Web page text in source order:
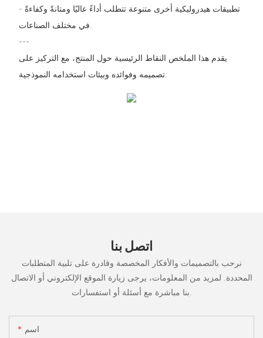
- تطبيقات هيدروليكية أخرى متنوعة تتطلب أداءً عاليًا ومتانةً وكفاءةً
---
يقدم هذا الملخص النقاط الرئيسية حول المنتج، مع التركيز على
تصميمه وفوائده وبيئات استخدامه النموذجية.
اتصل بنا
نرحب بالتصميمات والأفكار المخصصة وقادرة على تلبية المتطلبات
المحددة. لمزيد من المعلومات، يرجى زيارة الموقع الإلكتروني أو الاتصال
اسم